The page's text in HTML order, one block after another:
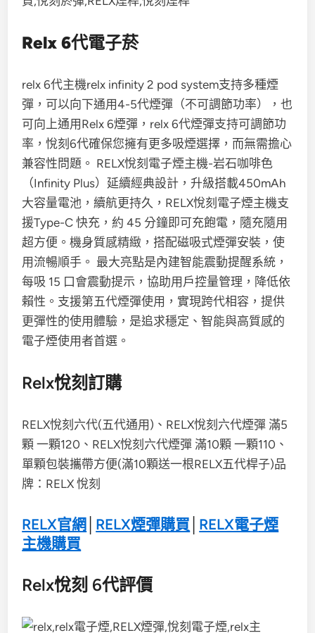
Relx 6代電子菸
relx 6代主機relx infinity 2 pod system支持多種煙
彈，可以向下通用4-5代煙彈（不可調節功率），也
可向上通用Relx 6煙彈，relx 6代煙彈支持可調節功
率，悅刻6代確保您擁有更多吸煙選擇，而無需擔心
兼容性問題。 RELX悅刻電子煙主機-岩石咖啡色
（Infinity Plus）延續經典設計，升級搭載450mAh
大容量電池，續航更持久，RELX悅刻電子煙主機支
援Type-C 快充，約 45 分鐘即可充飽電，隨充隨用
超方便。機身質感精緻，搭配磁吸式煙彈安裝，使
用流暢順手。 最大亮點是內建智能震動提醒系統，
每吸 15 口會震動提示，協助用戶控量管理，降低依
賴性。支援第五代煙彈使用，實現跨代相容，提供
更彈性的使用體驗，是追求穩定、智能與高質感的
電子煙使用者首選。
Relx悅刻訂購
RELX悅刻六代(五代通用)、RELX悅刻六代煙彈 滿5
顆 一顆120、RELX悅刻六代煙彈 滿10顆 一顆110、
單顆包裝攜帶方便(滿10顆送一根RELX五代桿子)品
牌：RELX 悅刻
RELX官網 RELX煙彈購買 RELX電子煙
主機購買
Relx悅刻 6代評價